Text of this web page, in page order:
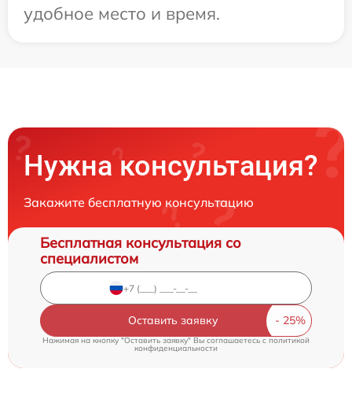
удобное место и время.
Нужна консультация?
Закажите бесплатную консультацию
Бесплатная консультация со
специалистом
Оставить заявку
Нажимая на кнопку "Оставить заявку" Вы соглашаетесь c политикой
конфиденциальности